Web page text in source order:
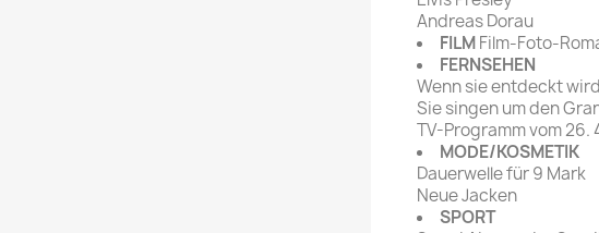
Andreas Dorau
FILMFilm-Foto-
FERNSEHEN
Wenn sie entdeckt
Sie singen um den
TV-Programm vom 26.
MODE/KOSMETIK
Dauerwelle für 9 Mark
Neue Jacken
SPORT